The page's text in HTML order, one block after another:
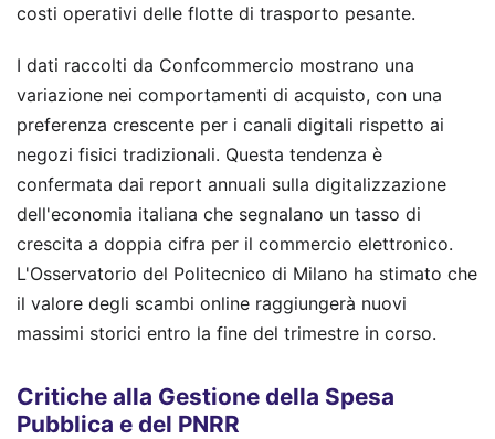
costi operativi delle flotte di trasporto pesante.
I dati raccolti da Confcommercio mostrano una
variazione nei comportamenti di acquisto, con una
preferenza crescente per i canali digitali rispetto ai
negozi fisici tradizionali. Questa tendenza è
confermata dai report annuali sulla digitalizzazione
dell'economia italiana che segnalano un tasso di
crescita a doppia cifra per il commercio elettronico.
L'Osservatorio del Politecnico di Milano ha stimato che
il valore degli scambi online raggiungerà nuovi
massimi storici entro la fine del trimestre in corso.
Critiche alla Gestione della Spesa
Pubblica e del PNRR